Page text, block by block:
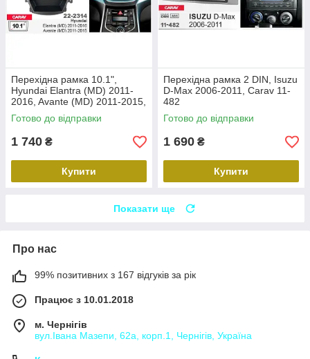
Перехідна рамка 10.1",
Hyundai Elantra (MD) 2011-
2016, Avante (MD) 2011-2015,
Carav 22-2314
Готово до відправки
1 740 ₴
Купити
Перехідна рамка 2 DIN, Isuzu
D-Max 2006-2011, Carav 11-
482
Готово до відправки
1 690 ₴
Купити
Показати ще
Про нас
99% позитивних з 167 відгуків за рік
Працює з 10.01.2018
м. Чернігів
вул.Івана Мазепи, 62а, корп.1, Чернігів, Україна